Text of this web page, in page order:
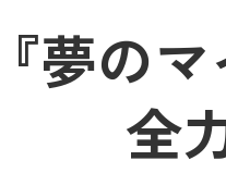
『夢の
全